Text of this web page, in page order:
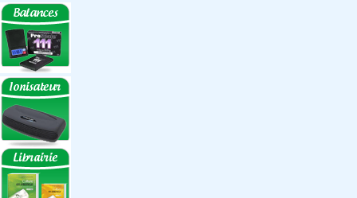
GrowLab
Box par taille
Box 40 cm
Box 60 cm
Box 80-90 cm
Box 120 cm
Autres tailles Box
Box double étages